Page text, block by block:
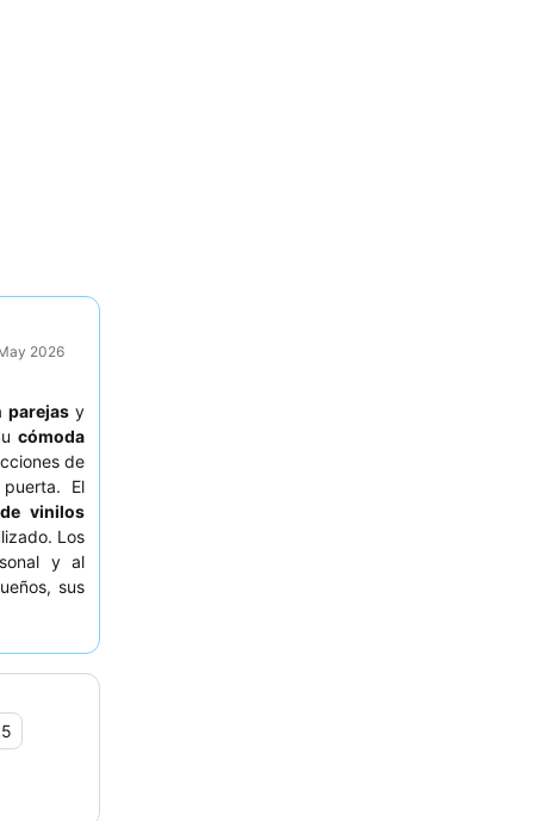
2026
parejas y
cómoda
de
El
vinilos
Los
y al
sus